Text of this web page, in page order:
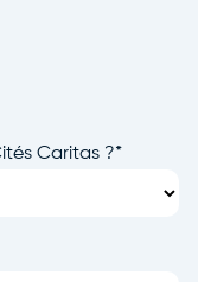
Caritas ?*